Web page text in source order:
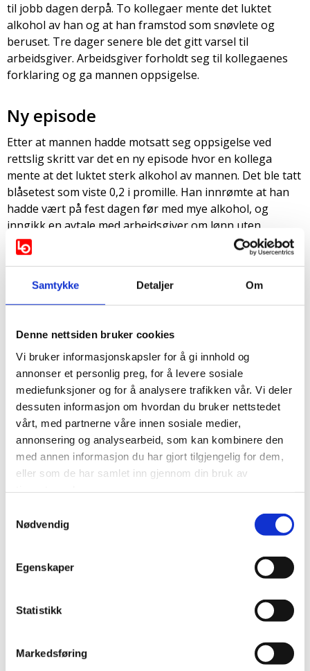
Samtykke Detaljer Om
Denne nettsiden bruker cookies
Vi bruker informasjonskapsler for å gi innhold og
annonser et personlig preg, for å levere sosiale
mediefunksjoner og for å analysere trafikken vår. Vi deler
dessuten informasjon om hvordan du bruker nettstedet
vårt, med partnerne våre innen sosiale medier,
annonsering og analysearbeid, som kan kombinere den
med annen informasjon du har gjort tilgjengelig for dem,
eller som de har samlet inn gjennom din bruk av
Nødvendig
Egenskaper
Statistikk
Markedsføring
til jobb dagen derpå. To kollegaer mente det luktet
alkohol av han og at han framstod som snøvlete og
beruset. Tre dager senere ble det gitt varsel til
arbeidsgiver. Arbeidsgiver forholdt seg til kollegaenes
forklaring og ga mannen oppsigelse.
Ny episode
Etter at mannen hadde motsatt seg oppsigelse ved
rettslig skritt var det en ny episode hvor en kollega
mente at det luktet sterk alkohol av mannen. Det ble tatt
blåsetest som viste 0,2 i promille. Han innrømte at han
hadde vært på fest dagen før med mye alkohol, og
inngikk en avtale med arbeidsgiver om lønn uten
arbeidsplikt fram til det forelå dom.
Ansatte skal være edru ved
utførelse av arbeid
Tingretten uttaler at «det er ett overordnet prinsipp» at
ansatte skal være edru ved utføring av arbeidsoppgaver.
Ved vurderingen av sakens bevis sier retten at «det i
saken ikke foreligger begivenhetsnære objektive bevis
som er egnet til å avklare om saksøker var
alkoholpåvirket».
Retten lå også vekt på at det ikke hadde vært noe å
utsette på utførelsen av arbeidet og at det sannsynligvis
var snakk om lav promille; «generell erfaring tilsier at det
kan være svært vanskelig å vurdere om en person er
Samlet sett mente retten at arbeidsgiver hadde skapt en
gå utover arbeidsgiver. Retten fant deretter oppsigelsen
Advokat Anne Gry Rønning Aaby i Fagforbundet hadde
saken for medlemmet.